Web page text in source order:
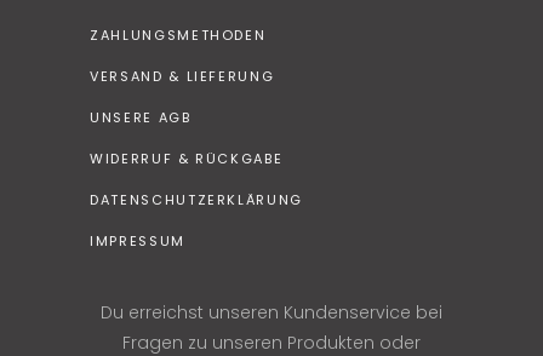
ZAHLUNGSMETHODEN
VERSAND & LIEFERUNG
UNSERE AGB
WIDERRUF & RÜCKGABE
DATENSCHUTZERKLÄRUNG
IMPRESSUM
Du erreichst unseren Kundenservice bei
Fragen zu unseren Produkten oder